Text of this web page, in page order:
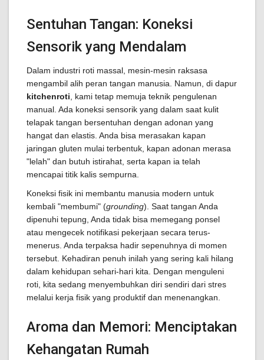
Sentuhan Tangan: Koneksi
Sensorik yang Mendalam
Dalam industri roti massal, mesin-mesin raksasa
mengambil alih peran tangan manusia. Namun, di dapur
kitchenroti , kami tetap memuja teknik pengulenan
manual. Ada koneksi sensorik yang dalam saat kulit
telapak tangan bersentuhan dengan adonan yang
hangat dan elastis. Anda bisa merasakan kapan
jaringan gluten mulai terbentuk, kapan adonan merasa
"lelah" dan butuh istirahat, serta kapan ia telah
mencapai titik kalis sempurna.
Koneksi fisik ini membantu manusia modern untuk
kembali "membumi" (grounding). Saat tangan Anda
dipenuhi tepung, Anda tidak bisa memegang ponsel
atau mengecek notifikasi pekerjaan secara terus-
menerus. Anda terpaksa hadir sepenuhnya di momen
tersebut. Kehadiran penuh inilah yang sering kali hilang
dalam kehidupan sehari-hari kita. Dengan menguleni
roti, kita sedang menyembuhkan diri sendiri dari stres
melalui kerja fisik yang produktif dan menenangkan.
Aroma dan Memori: Menciptakan
Kehangatan Rumah